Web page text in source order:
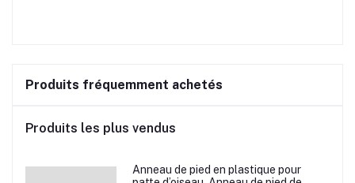
Produits fréquemment achetés
Produits les plus vendus
Anneau de pied en plastique pour